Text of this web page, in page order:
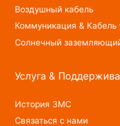
Воздушный кабель
Коммуникация & Кабель
Солнечный
Услуга &
История ЗМС
Связаться с нами